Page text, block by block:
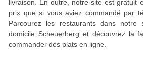
livraison. En outre, notre site est gratuit
prix que si vous aviez commandé par
Parcourez les restaurants dans notre
domicile Scheuerberg et découvrez la
commander des plats en ligne.